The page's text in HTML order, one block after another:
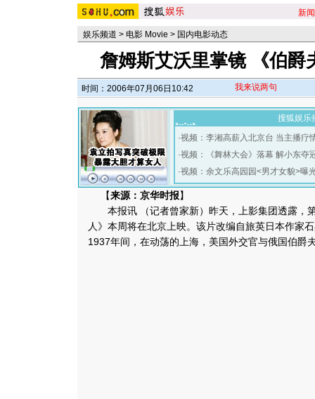
新闻
娱乐频道 > 电影 Movie > 国内电影动态
詹姆斯艾沃里掌镜 《伯爵
时间：2006年07月06日10:42 我来说两句
搜狐娱乐
·视频：李湘高薪入北京台 当主播疗
·视频：《舞林大会》落幕 解小东夺
·视频：余文乐高园园<男才女貌>曝
【来源：京华时报】
本报讯 （记者曾家新）昨天，上影集团透露，
人》本周将在北京上映。该片改编自旅英日本作家
1937年间，在动荡的上海，美国外交官与俄国伯爵